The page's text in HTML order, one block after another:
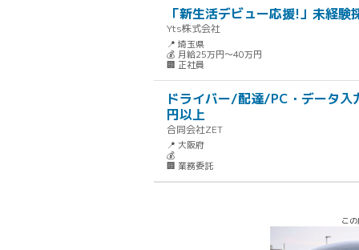
「新生活デビュー応援!」未経
Yts株式会社
📍 埼玉県
💰 月給25万円～40万円
🏢 正社員
ドライバー/配達/PC・データ入
円以上
合同会社ZET
📍 大阪府
💰
🏢 業務委託
こ